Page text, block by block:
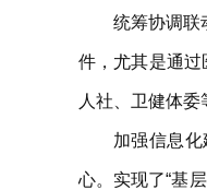
统筹协调联
件，尤其是通过
人社、卫健体
加强信息
心。实现了“基